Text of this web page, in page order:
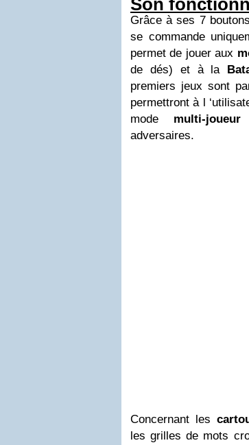
Son
Grâce à ses 7
se commande
permet de jouer aux
de dés) et à la
premiers jeux sont
permettront à l
mode multi-joueur
adversaires.
Concernant les
les grilles de mots